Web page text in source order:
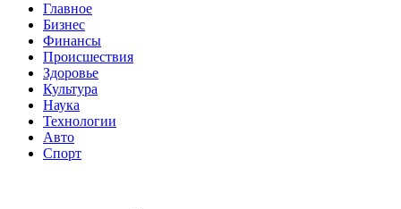
Главное
Бизнес
Финансы
Происшествия
Здоровье
Культура
Наука
Технологии
Авто
Спорт